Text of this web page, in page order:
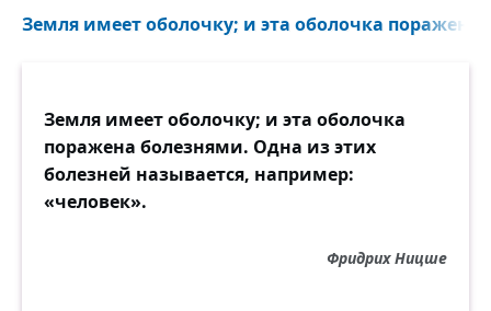
Земля имеет оболочку; и эта оболочка поражена
Земля имеет оболочку; и эта оболочка
поражена болезнями. Одна из этих
болезней называется, например:
«человек».
Фридрих Ницше